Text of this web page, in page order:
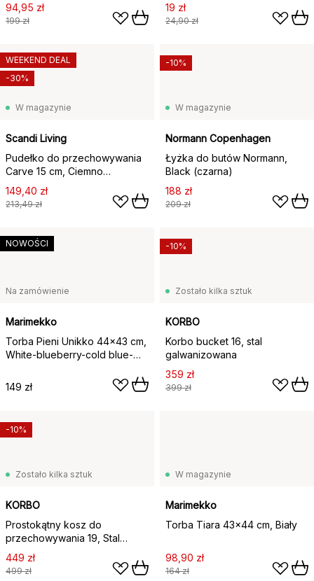
94,95 zł
199 zł
19 zł
24,90 zł
W magazynie
Scandi Living
Pudełko do przechowywania
Carve 15 cm, Ciemno
bejcowany dąb
149,40 zł
213,49 zł
WEEKEND DEAL
-30%
W magazynie
Normann Copenhagen
Łyżka do butów Normann,
Black (czarna)
188 zł
209 zł
-10%
Na zamówienie
Marimekko
Torba Pieni Unikko 44x43 cm,
White-blueberry-cold blue-
149 zł
NOWOŚCI
Zostało kilka sztuk
KORBO
Korbo bucket 16, stal
galwanizowana
359 zł
399 zł
-10%
Zostało kilka sztuk
KORBO
Prostokątny kosz do
przechowywania 19, Stal
galwanizowana
449 zł
499 zł
-10%
W magazynie
Marimekko
Torba Tiara 43x44 cm, Biały
98,90 zł
164 zł